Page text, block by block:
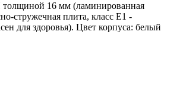
16 мм (ламинированная
стружечная плита, класс E1 -
для здоровья). Цвет корпуса: белый